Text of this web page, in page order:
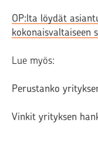
OP:lta löydät
kokonaisvaltaiseen
Lue myös:
Perustanko
Vinkit yrityksen